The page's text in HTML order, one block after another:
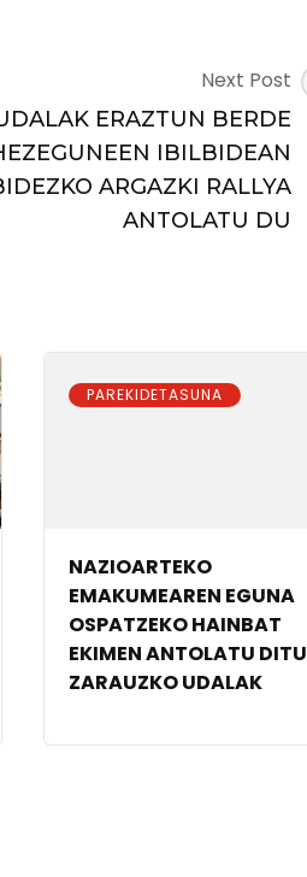
Next Post
ERAZTUN BERDE
IBILBIDEAN
ARGAZKI RALLYA
ANTOLATU DU
PAREKIDETASUNA
NAZIOARTEKO
EMAKUMEAREN EGUNA
OSPATZEKO HAINBAT
EKIMEN ANTOLATU DITU
ZARAUZKO UDALAK